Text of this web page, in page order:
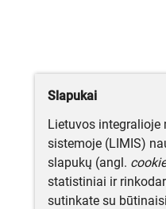
Slapukai
Lietuvos
sistemoje (LIMIS)
slapukų (angl.
statistiniai ir
sutinkate su